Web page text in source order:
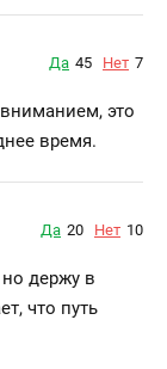
Да 45 Нет 7
это
время.
Да 20 Нет 10
держу в
что путь